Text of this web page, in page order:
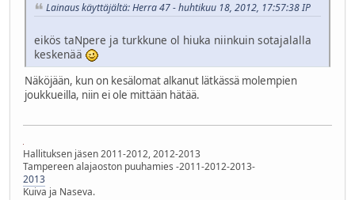
Lainaus käyttäjältä: Herra 47 - huhtikuu 18, 2012, 17:57:38 IP
eikös taNpere ja turkkune ol hiuka niinkuin sotajalalla
keskenää
Näköjään, kun on kesälomat alkanut lätkässä molempien
joukkueilla, niin ei ole mittään hätää.
Hallituksen jäsen 2011-2012, 2012-2013
Tampereen alajaoston puuhamies -2011-2012-2013-
2013
Kuiva ja Naseva.